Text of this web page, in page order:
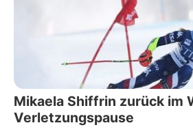
Mikaela Shiffrin zurück im
Verletzungspause